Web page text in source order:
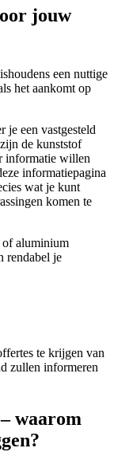
jouw
een nuttige
het aankomt op
je een vastgesteld
de kunststof
informatie willen
informatiepagina
wat je kunt
komen te
of aluminium
rendabel je
te krijgen van
zullen informeren
waarom